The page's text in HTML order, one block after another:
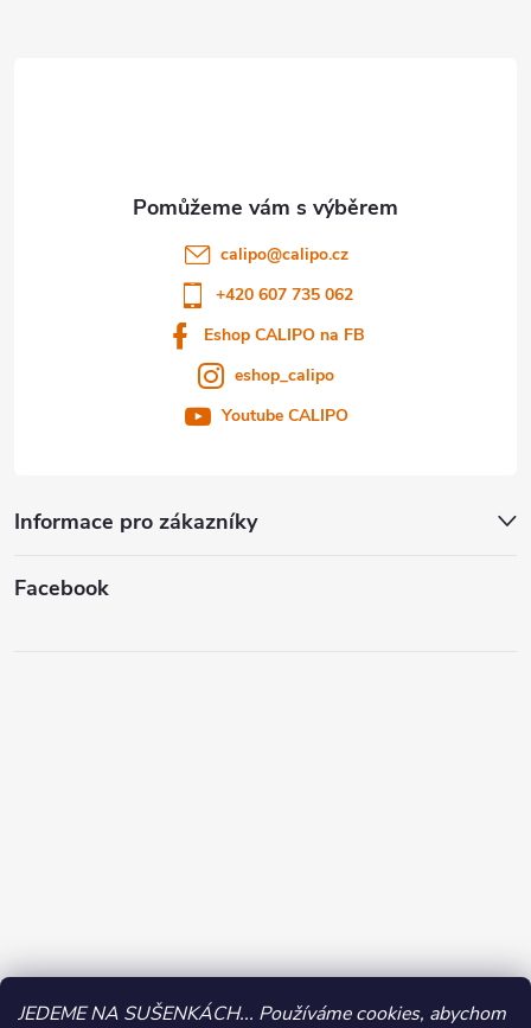
JEDEME NA SUŠENKÁCH... Používáme cookies, abychom
Informace pro zákazníky
calipo@calipo.cz
+420 607 735 062
Eshop CALIPO na FB
eshop_calipo
Youtube CALIPO
Facebook